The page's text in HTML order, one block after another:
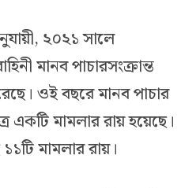
২০২১ সালে
মানব পাচারসংক্রান্ত
ওই বছরে মানব পাচার
একটি মামলার রায় হয়েছে।
মামলার রায়।